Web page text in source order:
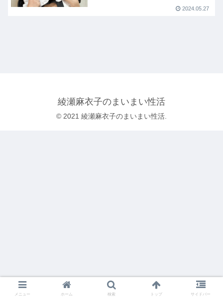
2024.05.27
綾瀬麻衣子のまいまい性活
© 2021 綾瀬麻衣子のまいまい性活.
メニュー ホーム 検索 トップ サイドバー